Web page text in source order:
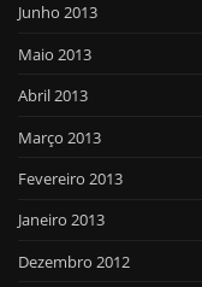
Junho 2013
Maio 2013
Abril 2013
Março 2013
Fevereiro 2013
Janeiro 2013
Dezembro 2012